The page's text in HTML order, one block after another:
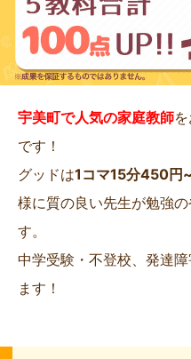
宇美町で人気の家庭教師
です！
グッドは1コマ15分450円
様に質の良い先生が勉強
す。
中学受験・不登校、発達
ます！